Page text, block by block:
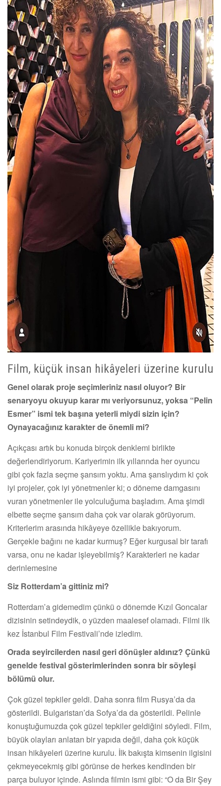
Film, küçük insan hikâyeleri üzerine kurulu
Genel olarak proje seçimleriniz nasıl oluyor? Bir
senaryoyu okuyup karar mı veriyorsunuz, yoksa “Pelin
Esmer” ismi tek başına yeterli miydi sizin için?
Oynayacağınız karakter de önemli mi?
Açıkçası artık bu konuda birçok denklemi birlikte
değerlendiriyorum. Kariyerimin ilk yıllarında her oyuncu
gibi çok fazla seçme şansım yoktu. Ama şanslıydım ki çok
iyi projeler, çok iyi yönetmenler ki; o döneme damgasını
vuran yönetmenler ile yolculuğuma başladım. Ama şimdi
elbette seçme şansım daha çok var olarak görüyorum.
Kriterlerim arasında hikâyeye özellikle bakıyorum.
Gerçekle bağını ne kadar kurmuş? Eğer kurgusal bir tarafı
varsa, onu ne kadar işleyebilmiş? Karakterleri ne kadar
derinlemesine
Siz Rotterdam’a gittiniz mi?
Rotterdam’a gidemedim çünkü o dönemde Kızıl Goncalar
dizisinin setindeydik, o yüzden maalesef olamadı. Filmi ilk
kez İstanbul Film Festivali’nde izledim.
Orada seyircilerden nasıl geri dönüşler aldınız? Çünkü
genelde festival gösterimlerinden sonra bir söyleşi
bölümü olur.
Çok güzel tepkiler geldi. Daha sonra film Rusya’da da
gösterildi. Bulgaristan’da Sofya’da da gösterildi. Pelinle
konuştuğumuzda çok güzel tepkiler geldiğini söyledi. Film,
büyük olayları anlatan bir yapıda değil, daha çok küçük
insan hikâyeleri üzerine kurulu. İlk bakışta kimsenin ilgisini
çekmeyecekmiş gibi görünse de herkes kendinden bir
parça buluyor içinde. Aslında filmin ismi gibi: “O da Bir Şey